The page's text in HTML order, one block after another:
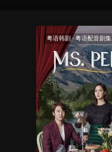
粤语韩剧· 粤语配音剧集